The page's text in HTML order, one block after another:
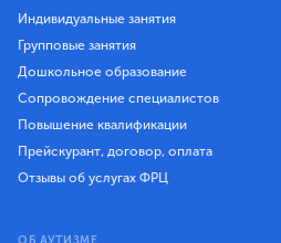
Индивидуальные занятия
Групповые занятия
Дошкольное образование
Сопровождение специалистов
Повышение квалификации
Прейскурант, договор, оплата
Отзывы об услугах ФРЦ